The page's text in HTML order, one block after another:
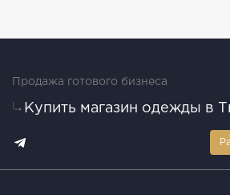
Продажа готового бизнеса
Купить магазин одежды в